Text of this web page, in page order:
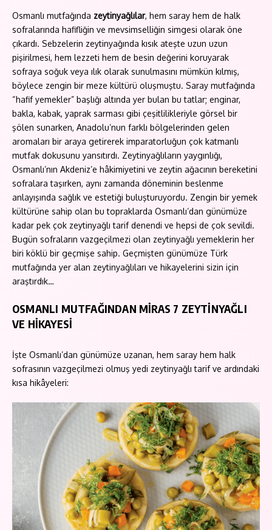
Osmanlı mutfağında zeytinyağlılar, hem saray hem de halk
sofralarında hafifliğin ve mevsimselliğin simgesi olarak öne
çıkardı. Sebzelerin zeytinyağında kısık ateşte uzun uzun
pişirilmesi, hem lezzeti hem de besin değerini koruyarak
sofraya soğuk veya ılık olarak sunulmasını mümkün kılmış,
böylece zengin bir meze kültürü oluşmuştu. Saray mutfağında
“hafif yemekler” başlığı altında yer bulan bu tatlar; enginar,
bakla, kabak, yaprak sarması gibi çeşitlilikleriyle görsel bir
şölen sunarken, Anadolu’nun farklı bölgelerinden gelen
aromaları bir araya getirerek imparatorluğun çok katmanlı
mutfak dokusunu yansıtırdı. Zeytinyağlıların yaygınlığı,
Osmanlı’nın Akdeniz’e hâkimiyetini ve zeytin ağacının bereketini
sofralara taşırken, aynı zamanda döneminin beslenme
anlayışında sağlık ve estetiği buluşturuyordu. Zengin bir yemek
kültürüne sahip olan bu topraklarda Osmanlı’dan günümüze
kadar pek çok zeytinyağlı tarif denendi ve hepsi de çok sevildi.
Bugün sofraların vazgeçilmezi olan zeytinyağlı yemeklerin her
biri köklü bir geçmişe sahip. Geçmişten günümüze Türk
mutfağında yer alan zeytinyağlıları ve hikayelerini sizin için
araştırdık…
OSMANLI MUTFAĞINDAN MİRAS 7 ZEYTİNYAĞLI
VE HİKAYESİ
İşte Osmanlı’dan günümüze uzanan, hem saray hem halk
sofrasının vazgeçilmezi olmuş yedi zeytinyağlı tarif ve ardındaki
kısa hikâyeleri: